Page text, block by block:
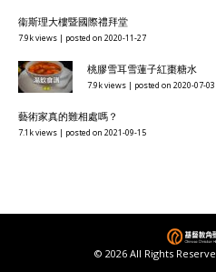
衞斯理大樓暨國際禮拜堂
7.9k views | posted on 2020-11-27
桃膠雪耳雪蓮子紅棗糖水
7.9k views | posted on 2020-07-03
藝術家真的難相處嗎？
7.1k views | posted on 2021-09-15
© 2026 All Rights